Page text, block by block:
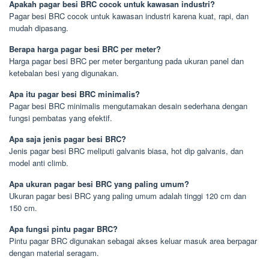
Apakah pagar besi BRC cocok untuk kawasan industri?
Pagar besi BRC cocok untuk kawasan industri karena kuat, rapi, dan
mudah dipasang.
Berapa harga pagar besi BRC per meter?
Harga pagar besi BRC per meter bergantung pada ukuran panel dan
ketebalan besi yang digunakan.
Apa itu pagar besi BRC minimalis?
Pagar besi BRC minimalis mengutamakan desain sederhana dengan
fungsi pembatas yang efektif.
Apa saja jenis pagar besi BRC?
Jenis pagar besi BRC meliputi galvanis biasa, hot dip galvanis, dan
model anti climb.
Apa ukuran pagar besi BRC yang paling umum?
Ukuran pagar besi BRC yang paling umum adalah tinggi 120 cm dan
150 cm.
Apa fungsi pintu pagar BRC?
Pintu pagar BRC digunakan sebagai akses keluar masuk area berpagar
dengan material seragam.